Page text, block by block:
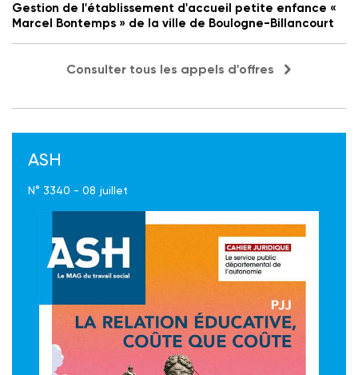
Gestion de l'établissement d'accueil petite enfance «
Marcel Bontemps » de la ville de Boulogne-Billancourt
Consulter tous les appels d'offres
ASH
N° 3340 - 08 juillet